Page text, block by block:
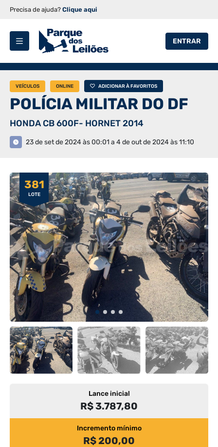
Precisa de ajuda? Clique aqui
ENTRAR
VEÍCULOS ONLINE ADICIONAR À FAVORITOS
POLÍCIA MILITAR DO DF
HONDA CB 600F- HORNET 2014
23 de set de 2024 às 00:01 a 4 de out de 2024 às 11:10
381
LOTE
Lance inicial
R$ 3.787,80
Incremento mínimo
R$ 200,00